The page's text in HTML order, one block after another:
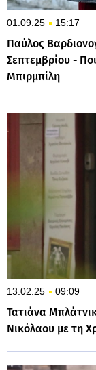
01.09.25 15:17
Παύλος
Σεπτεμβρίου -
Μπιρμπίλη
13.02.25 09:09
Τατιάνα
Νικόλαου με τη